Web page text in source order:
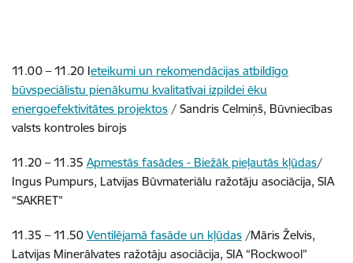
11.00 – 11.20 Ieteikumi un rekomendācijas atbildīgo
būvspeciālistu pienākumu kvalitatīvai izpildei ēku
energoefektivitātes projektos / Sandris Celmiņš, Būvniecības
valsts kontroles birojs
11.20 – 11.35 Apmestās fasādes - Biežāk pieļautās kļūdas/
Ingus Pumpurs, Latvijas Būvmateriālu ražotāju asociācija, SIA
“SAKRET”
11.35 – 11.50 Ventilējamā fasāde un kļūdas /Māris Želvis,
Latvijas Minerālvates ražotāju asociācija, SIA “Rockwool”